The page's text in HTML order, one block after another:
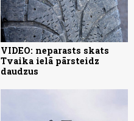
VIDEO: neparasts skats
Tvaika ielā pārsteidz
daudzus